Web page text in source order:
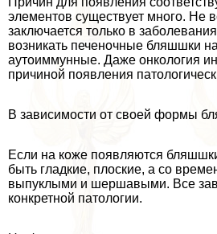
элементов существует много. Не
заключается только в
возникать печеночные бляшшки
аутоиммунные. Даже oнкoлoгия
причиной появления
В зависимости от своей формы
Если на коже появляются
быть гладкие, плоские, а со
выпуклыми и шершавыми. Все
конкретной патологии.